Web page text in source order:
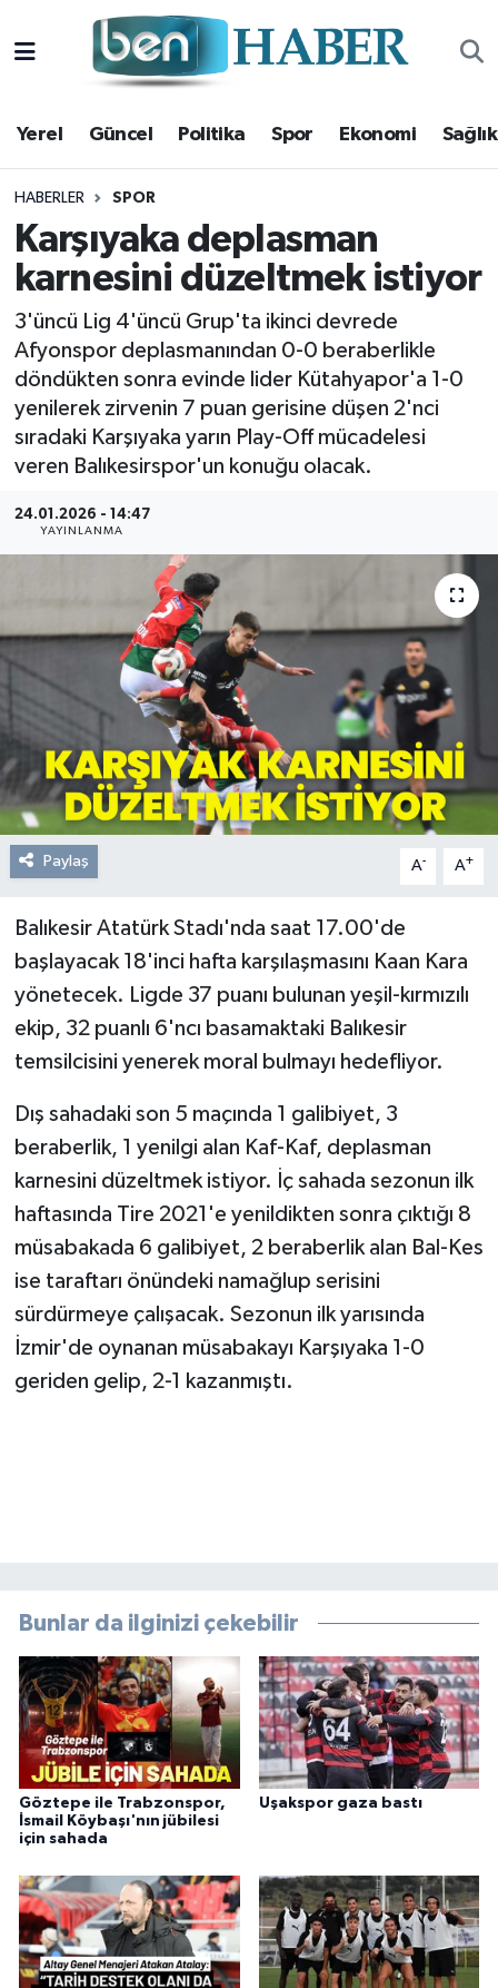
Yerel Güncel Politika Spor Ekonomi Sağlık
HABERLER SPOR
Karşıyaka deplasman
karnesini düzeltmek istiyor
3'üncü Lig 4'üncü Grup'ta ikinci devrede
Afyonspor deplasmanından 0-0 beraberlikle
döndükten sonra evinde lider Kütahyapor'a 1-0
yenilerek zirvenin 7 puan gerisine düşen 2'nci
sıradaki Karşıyaka yarın Play-Off mücadelesi
veren Balıkesirspor'un konuğu olacak.
24.01.2026 - 14:47
YAYINLANMA
Paylaş A- A+
Balıkesir Atatürk Stadı'nda saat 17.00'de
başlayacak 18'inci hafta karşılaşmasını Kaan Kara
yönetecek. Ligde 37 puanı bulunan yeşil-kırmızılı
ekip, 32 puanlı 6'ncı basamaktaki Balıkesir
temsilcisini yenerek moral bulmayı hedefliyor.
Dış sahadaki son 5 maçında 1 galibiyet, 3
beraberlik, 1 yenilgi alan Kaf-Kaf, deplasman
karnesini düzeltmek istiyor. İç sahada sezonun ilk
haftasında Tire 2021'e yenildikten sonra çıktığı 8
müsabakada 6 galibiyet, 2 beraberlik alan Bal-Kes
ise taraftarı önündeki namağlup serisini
sürdürmeye çalışacak. Sezonun ilk yarısında
İzmir'de oynanan müsabakayı Karşıyaka 1-0
geriden gelip, 2-1 kazanmıştı.
Bunlar da ilginizi çekebilir
Göztepe ile Trabzonspor,
İsmail Köybaşı'nın jübilesi
için sahada
Uşakspor gaza bastı
Yerel
Güncel
Politika
Spor
Ekonomi
Sağlık
Magazin
Kültür Sanat
Resmi Reklam
Röportajlar
Hava Durumu
Trafik Durumu
Süper Lig Puan Durumu ve Fikstür
Tüm Manşetler
Son Dakika Haberleri
Haber Arşivi